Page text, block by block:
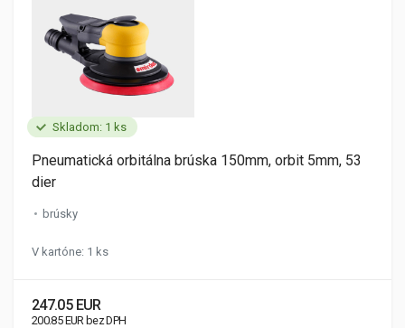
Skladom: 1 ks
Pneumatická orbitálna brúska 150mm, orbit 5mm, 53
dier
brúsky
V kartóne: 1 ks
247.05 EUR
200.85 EUR bez DPH